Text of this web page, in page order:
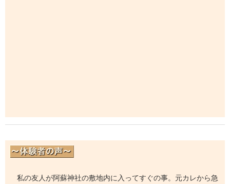
私の友人が阿蘇神社の敷地内に入ってすぐの事。元カレから急